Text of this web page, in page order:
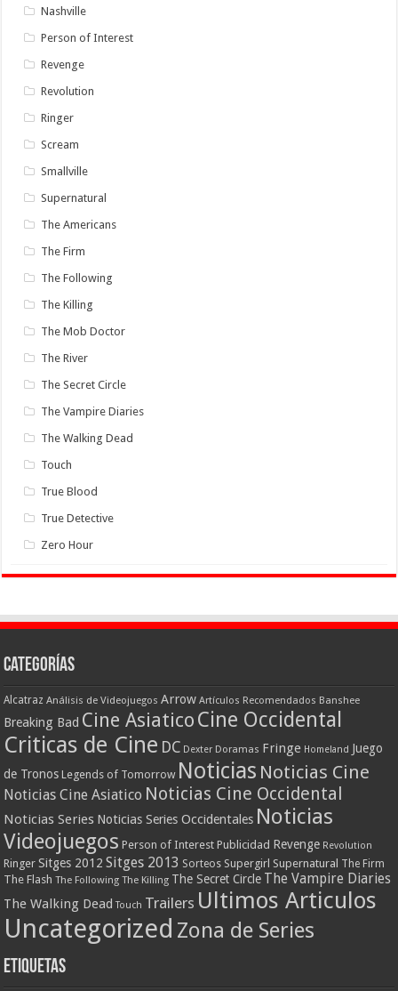
Nashville
Person of Interest
Revenge
Revolution
Ringer
Scream
Smallville
Supernatural
The Americans
The Firm
The Following
The Killing
The Mob Doctor
The River
The Secret Circle
The Vampire Diaries
The Walking Dead
Touch
True Blood
True Detective
Zero Hour
Categorías
Alcatraz Análisis de Videojuegos Arrow Artículos Recomendados Banshee
Breaking Bad Cine AsiaticoCine Occidental
Criticas de Cine DC Dexter Doramas Fringe Homeland Juego
de Tronos Legends of Tomorrow Noticias Noticias Cine
Noticias Cine Asiatico Noticias Cine Occidental
Noticias Series Noticias Series Occidentales Noticias
Videojuegos Person of Interest Publicidad Revenge Revolution
Ringer Sitges 2012 Sitges 2013 Sorteos Supergirl Supernatural The Firm
The Flash The Following The Killing The Secret Circle The Vampire Diaries
The Walking Dead Touch Trailers Ultimos Articulos
Uncategorized Zona de Series
Etiquetas